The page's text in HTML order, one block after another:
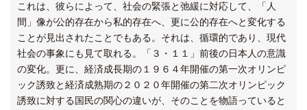
これは、彼らによって、社会の緊張と弛緩に対応して、「人
間」像が公的存在から私的存在へ、更に公的存在へと変化する
ことが見出されたことでもある。それは、循環的であり、現代
社会の事象にも見て取れる。「３・１１」前後の日本人の意識
の変化。更に、経済成長期の１９６４年開催の第一次オリンピ
ック誘致と経済成熟期の２０２０年開催の第二次オリンピック
誘致に対する国民の関心の違いが、そのことを物語っていると